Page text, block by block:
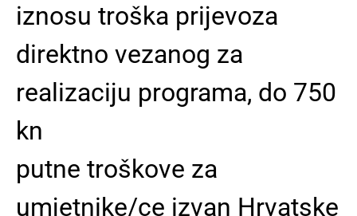
iznosu troška prijevoza
direktno vezanog za
realizaciju programa, do 750
kn
putne troškove za
umjetnike/ce izvan Hrvatske